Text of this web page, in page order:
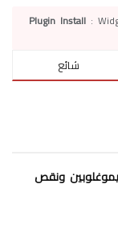
Plugin Install :
شائع
ونقص